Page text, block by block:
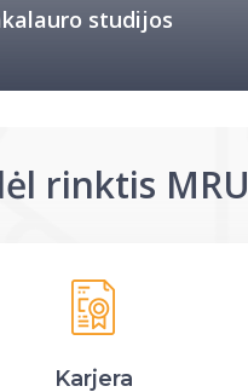
studijos
rinktis MRU
Karjera